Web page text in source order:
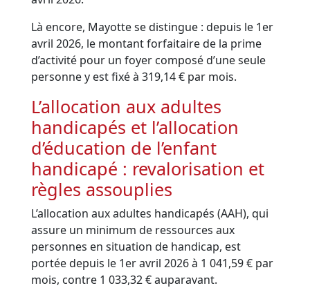
Là encore, Mayotte se distingue : depuis le 1er
avril 2026, le montant forfaitaire de la prime
d’activité pour un foyer composé d’une seule
personne y est fixé à 319,14 € par mois.
L’allocation aux adultes
handicapés et l’allocation
d’éducation de l’enfant
handicapé : revalorisation et
règles assouplies
L’allocation aux adultes handicapés (AAH), qui
assure un minimum de ressources aux
personnes en situation de handicap, est
portée depuis le 1er avril 2026 à 1 041,59 € par
mois, contre 1 033,32 € auparavant.